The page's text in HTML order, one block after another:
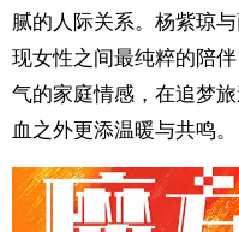
腻的人际关系。杨紫琼
现女性之间最纯粹的陪
气的家庭情感，在追梦
血之外更添温暖与共鸣。